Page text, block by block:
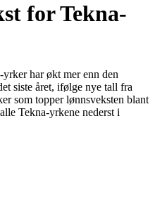
for Tekna-
har økt mer enn den
siste året, ifølge nye tall fra
som topper lønnsveksten blant
Tekna-yrkene nederst i